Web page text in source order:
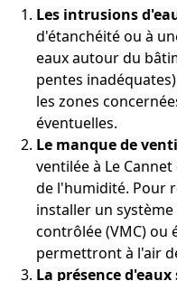
Les intrusions
d'étanchéité ou à
eaux autour du
pentes
les zones
éventuelles.
Le manque de
ventilée à Le
de l'humidité. Pour
installer un
contrôlée (VMC) ou
permettront à l'air
La présence